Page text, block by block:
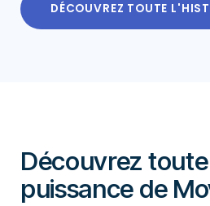
DÉCOUVREZ TOUTE
Découvrez
puissance de